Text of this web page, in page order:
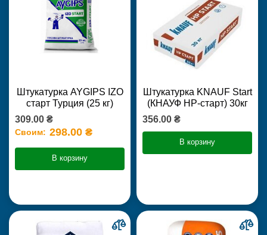
Штукатурка AYGIPS IZO
старт Турция (25 кг)
309.00 ₴
Своим: 298.00 ₴
В корзину
Штукатурка KNAUF Start
(КНАУФ НР-старт) 30кг
356.00 ₴
В корзину